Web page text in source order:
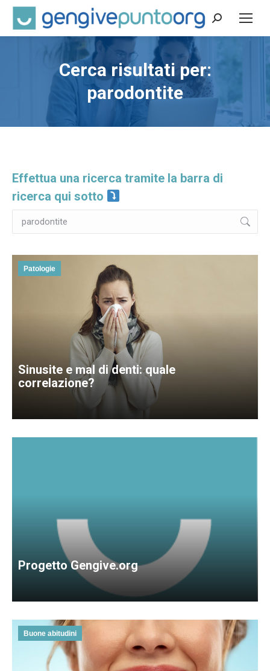
Cerca:
Cerca risultati per:
parodontite
Effettua una ricerca tramite la barra di
ricerca qui sotto
Cerca:
Patologie
Sinusite e mal di denti: quale
correlazione?
Progetto Gengive.org
Buone abitudini